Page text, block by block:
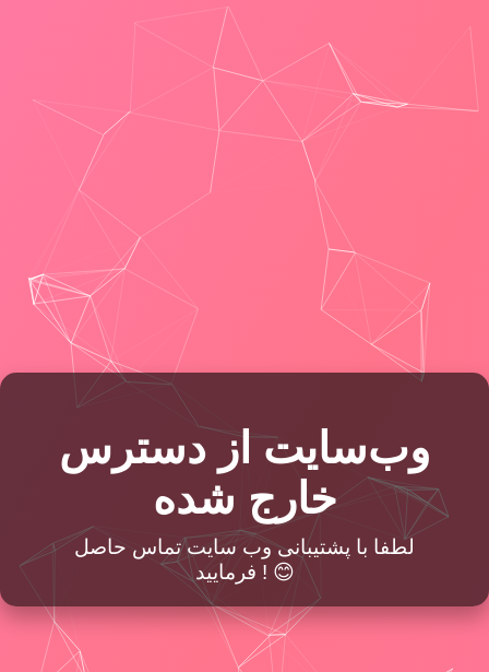
وب‌سایت از دسترس
خارج شده
لطفا با پشتیبانی وب سایت تماس حاصل
فرمایید ! 😊